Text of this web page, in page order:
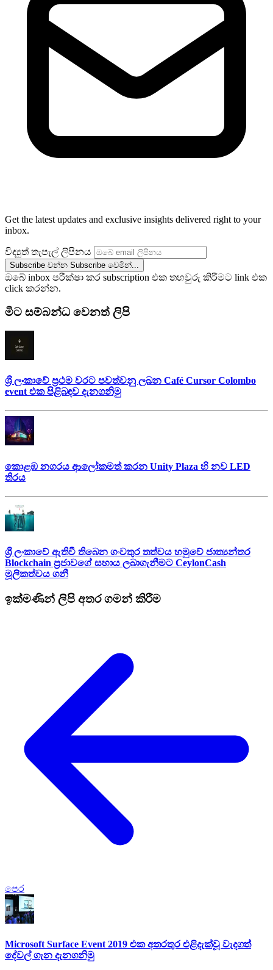
Get the latest updates and exclusive insights delivered right to your
inbox.
විද්‍යුත් තැපැල් ලිපිනය
Subscribe වන්න Subscribe වෙමින්...
ඔබේ inbox පරීක්ෂා කර subscription එක තහවුරු කිරීමට link එක
click කරන්න.
මීට සම්බන්ධ වෙනත් ලිපි
ශ්‍රී ලංකාවේ ප්‍රථම වරට පවත්වනු ලබන Café Cursor Colombo
event එක පිළිබඳව දැනගනිමු
කොළඹ නගරය ආලෝකමත් කරන Unity Plaza හි නව LED
තිරය
ශ්‍රී ලංකාවේ ඇතිවී තිබෙන ගංවතුර තත්වය හමුවේ ජාත්‍යන්තර
Blockchain ප්‍රජාවගේ සහාය ලබාගැනීමට CeylonCash
මූලිකත්වය ග​නී
ඉක්මණින් ලිපි අතර ගමන් කිරීම
පෙර
Microsoft Surface Event 2019 එක අතරතුර එළිදැක්වූ වැදගත්
දේවල් ගැන දැනගනිමු